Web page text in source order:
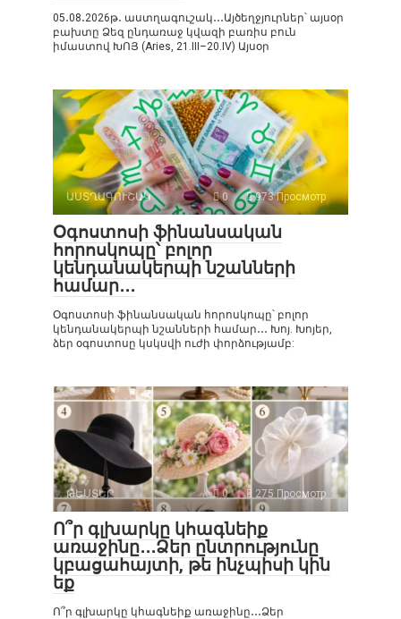
05․08․2026թ․ աստղագուշակ․․․Այծեղջյուրներ՝ այսօր
բախտը Ձեզ ընդառաջ կվազի բառիս բուն
իմաստով ԽՈՅ (Aries, 21.III–20.IV) Այսօր
ԱՍՏՂԱԳՈՒՇԱԿ 0 973 Просмотр
Օգոստոսի ֆինանսական
հորոսկոպը՝ բոլոր
կենդանակերպի նշանների
համար․․․
Օգոստոսի ֆինանսական հորոսկոպը՝ բոլոր
կենդանակերպի նշանների համար․․․ Խոյ. Խոյեր,
ձեր օգոստոսը կսկսվի ուժի փորձությամբ:
ԹԵՍՏԵՐ 0 275 Просмотр
Ո՞ր գլխարկը կհագնեիք
առաջինը․․․Ձեր ընտրությունը
կբացահայտի, թե ինչպիսի կին
եք
Ո՞ր գլխարկը կհագնեիք առաջինը․․․Ձեր